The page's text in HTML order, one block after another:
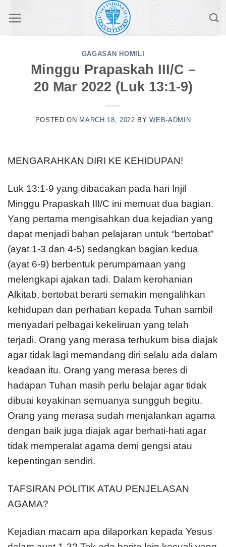
GAGASAN HOMILI
Minggu Prapaskah III/C –
20 Mar 2022 (Luk 13:1-9)
POSTED ON MARCH 18, 2022 BYWEB-ADMIN
MENGARAHKAN DIRI KE KEHIDUPAN!
Luk 13:1-9 yang dibacakan pada hari Injil
Minggu Prapaskah III/C ini memuat dua bagian.
Yang pertama mengisahkan dua kejadian yang
dapat menjadi bahan pelajaran untuk “bertobat”
(ayat 1-3 dan 4-5) sedangkan bagian kedua
(ayat 6-9) berbentuk perumpamaan yang
melengkapi ajakan tadi. Dalam kerohanian
Alkitab, bertobat berarti semakin mengalihkan
kehidupan dan perhatian kepada Tuhan sambil
menyadari pelbagai kekeliruan yang telah
terjadi. Orang yang merasa terhukum bisa diajak
agar tidak lagi memandang diri selalu ada dalam
keadaan itu. Orang yang merasa beres di
hadapan Tuhan masih perlu belajar agar tidak
dibuai keyakinan semuanya sungguh begitu.
Orang yang merasa sudah menjalankan agama
dengan baik juga diajak agar berhati-hati agar
tidak memperalat agama demi gengsi atau
kepentingan sendiri.
TAFSIRAN POLITIK ATAU PENJELASAN
AGAMA?
Kejadian macam apa dilaporkan kepada Yesus